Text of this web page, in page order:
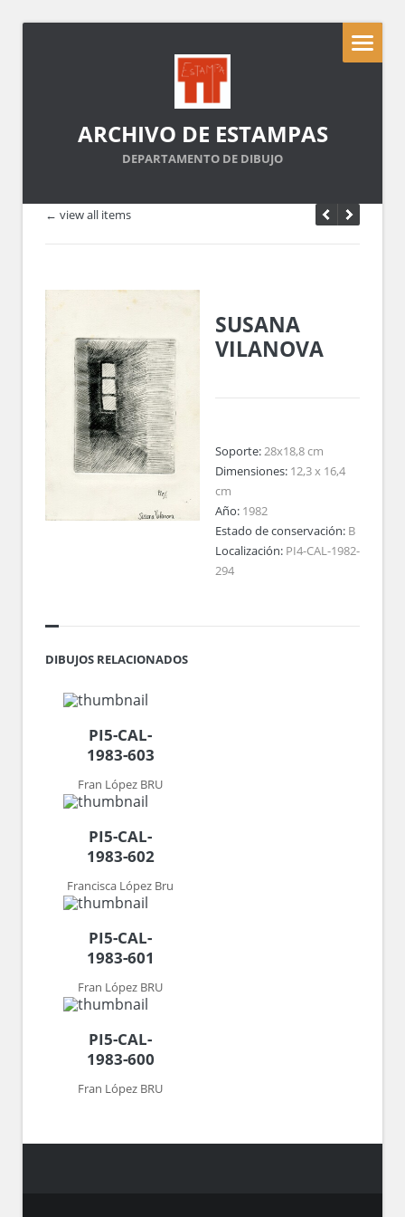
ARCHIVO DE ESTAMPAS
DEPARTAMENTO DE DIBUJO
← view all items
SUSANA
VILANOVA
Soporte:28x18,8 cm
Dimensiones: 12,3 x 16,4
cm
Año: 1982
Estado de conservación: B
Localización: PI4-CAL-1982-
294
DIBUJOS RELACIONADOS
PI5-CAL-
1983-603
Fran López BRU
PI5-CAL-
1983-602
Francisca López Bru
PI5-CAL-
1983-601
Fran López BRU
PI5-CAL-
1983-600
Fran López BRU